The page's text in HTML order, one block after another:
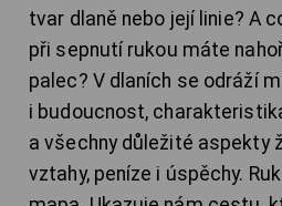
tvar dlaně nebo její linie? A
při sepnutí rukou máte
palec? V dlaních se odráží
i budoucnost,
a všechny důležité aspekty
vztahy, peníze i úspěchy.